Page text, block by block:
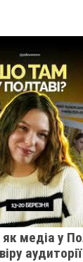
медіа у
аудиторії